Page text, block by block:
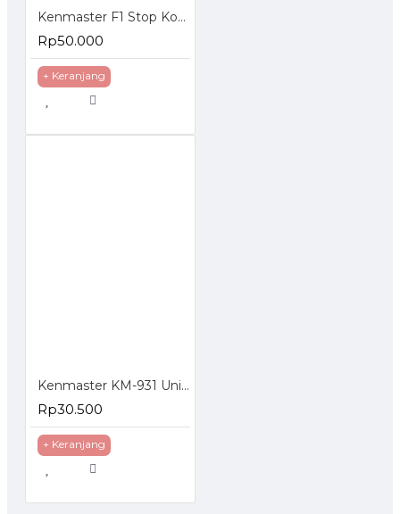
Kenmaster F1 Stop Kontak 4 Lubang Switch
Rp50.000
+ Keranjang
Kenmaster KM-931 Universal Travel Adaptor
Rp30.500
+ Keranjang